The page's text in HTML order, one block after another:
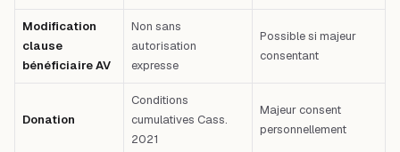
Modification
clause
bénéficiaire AV
Non sans
autorisation
expresse
Possible si majeur
consentant
Donation
Conditions
cumulatives Cass.
2021
Majeur consent
personnellement